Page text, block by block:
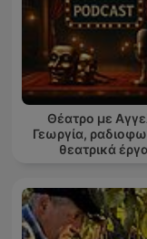
Θέατρο με
Γεωργία,
θεατρικά έργα